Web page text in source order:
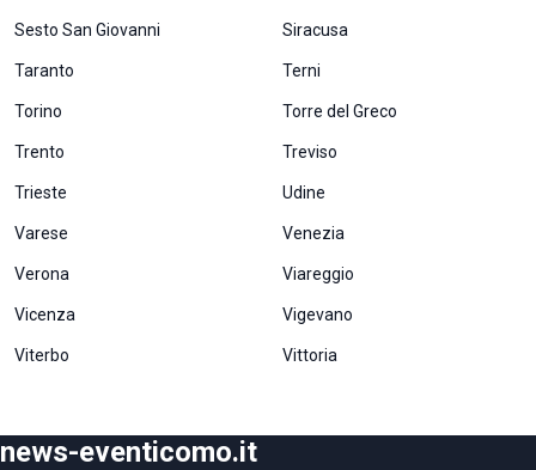
Sesto San Giovanni Siracusa
Taranto Terni
Torino Torre del Greco
Trento Treviso
Trieste Udine
Varese Venezia
Verona Viareggio
Vicenza Vigevano
Viterbo Vittoria
news-eventicomo.it